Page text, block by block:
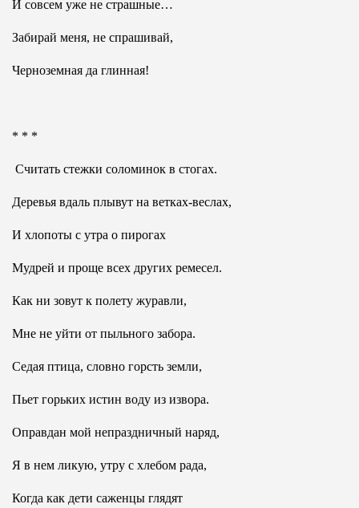
И совсем уже не страшные…
Забирай меня, не спрашивай,
Черноземная да глинная!
* * *
Считать стежки соломинок в стогах.
Деревья вдаль плывут на ветках-веслах,
И хлопоты с утра о пирогах
Мудрей и проще всех других ремесел.
Как ни зовут к полету журавли,
Мне не уйти от пыльного забора.
Седая птица, словно горсть земли,
Пьет горьких истин воду из извора.
Оправдан мой непраздничный наряд,
Я в нем ликую, утру с хлебом рада,
Когда как дети саженцы глядят